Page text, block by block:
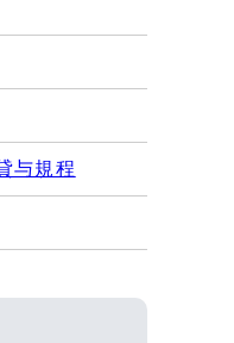
与規程